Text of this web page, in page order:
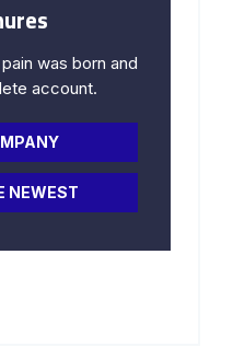
was born and
account.
NEWEST